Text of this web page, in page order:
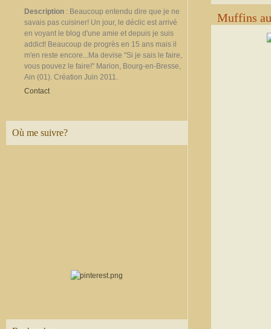
Description : Beaucoup entendu dire que je ne
savais pas cuisiner! Un jour, le déclic est arrivé
en voyant le blog d'une amie et depuis je suis
addict! Beaucoup de progrès en 15 ans mais il
m'en reste encore...Ma devise "Si je sais le faire,
vous pouvez le faire!" Marion, Bourg-en-Bresse,
Ain (01). Création Juin 2011.
Contact
Où me suivre?
Muffins